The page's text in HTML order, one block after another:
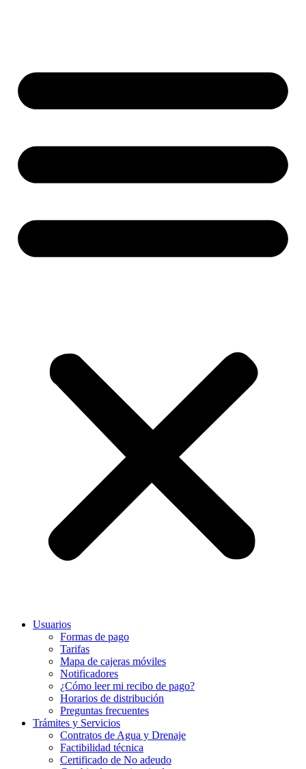
Usuarios
Formas de pago
Tarifas
Mapa de cajeras móviles
Notificadores
¿Cómo leer mi recibo de pago?
Horarios de distribución
Preguntas frecuentes
Trámites y Servicios
Contratos de Agua y Drenaje
Factibilidad técnica
Certificado de No adeudo